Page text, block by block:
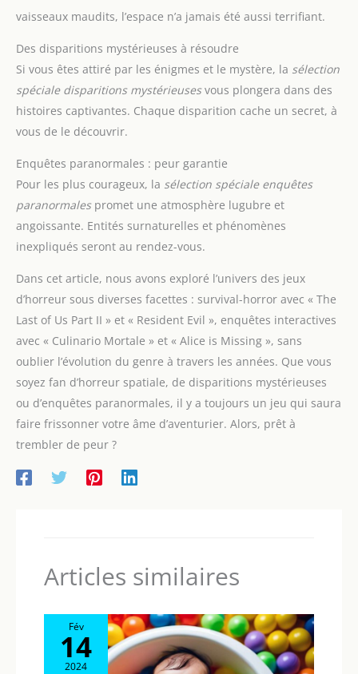
vaisseaux maudits, l’espace n’a jamais été aussi terrifiant.
Des disparitions mystérieuses à résoudre
Si vous êtes attiré par les énigmes et le mystère, la sélection
spéciale disparitions mystérieusesvous plongera dans des
histoires captivantes. Chaque disparition cache un secret, à
vous de le découvrir.
Enquêtes paranormales : peur garantie
Pour les plus courageux, la sélection spéciale enquêtes
paranormalespromet une atmosphère lugubre et
angoissante. Entités surnaturelles et phénomènes
inexpliqués seront au rendez-vous.
Dans cet article, nous avons exploré l’univers des jeux
d’horreur sous diverses facettes : survival-horror avec « The
Last of Us Part II » et « Resident Evil », enquêtes interactives
avec « Culinario Mortale » et « Alice is Missing », sans
oublier l’évolution du genre à travers les années. Que vous
soyez fan d’horreur spatiale, de disparitions mystérieuses
ou d’enquêtes paranormales, il y a toujours un jeu qui saura
faire frissonner votre âme d’aventurier. Alors, prêt à
trembler de peur ?
Articles similaires
Fév
14
2024